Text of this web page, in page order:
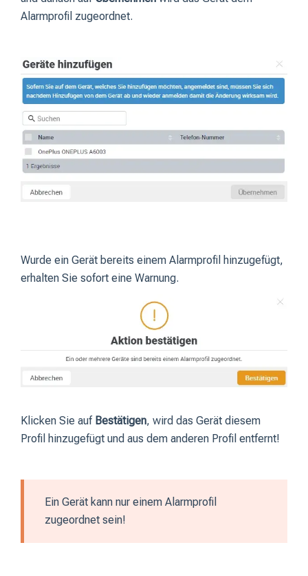
Alarmprofil zugeordnet.
Wurde ein Gerät bereits einem Alarmprofil hinzugefügt,
erhalten Sie sofort eine Warnung.
Klicken Sie auf Bestätigen, wird das Gerät diesem
Profil hinzugefügt und aus dem anderen Profil entfernt!
Ein Gerät kann nur einem Alarmprofil
zugeordnet sein!